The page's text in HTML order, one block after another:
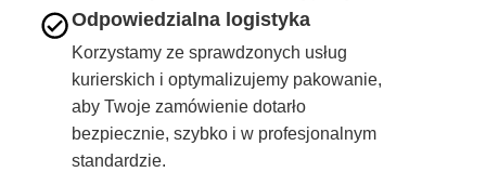
Odpowiedzialna logistyka
Korzystamy ze sprawdzonych usług
kurierskich i optymalizujemy pakowanie,
aby Twoje zamówienie dotarło
bezpiecznie, szybko i w profesjonalnym
standardzie.